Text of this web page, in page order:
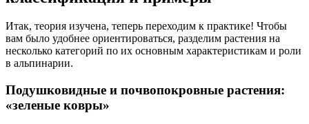
Итак, теория изучена, теперь переходим к практике! Чтобы
вам было удобнее ориентироваться, разделим растения на
несколько категорий по их основным характеристикам и роли
в альпинарии.
Подушковидные и почвопокровные растения:
«зеленые ковры»